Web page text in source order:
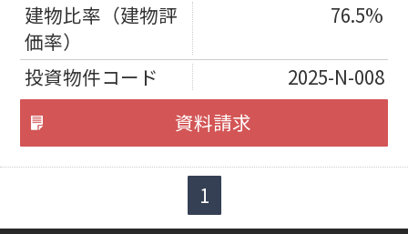
76.5%
2025-N-008
資料請求
1